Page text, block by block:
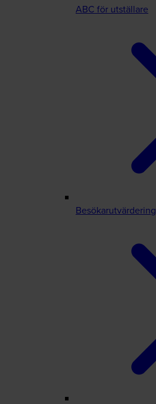
ABC för utställare
Besökarutvärdering